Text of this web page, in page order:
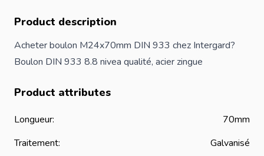
Product description
Acheter boulon M24x70mm DIN 933 chez Intergard?
Boulon DIN 933 8.8 nivea qualité, acier zingue
Product attributes
Longueur:
70mm
Traitement:
Galvanisé